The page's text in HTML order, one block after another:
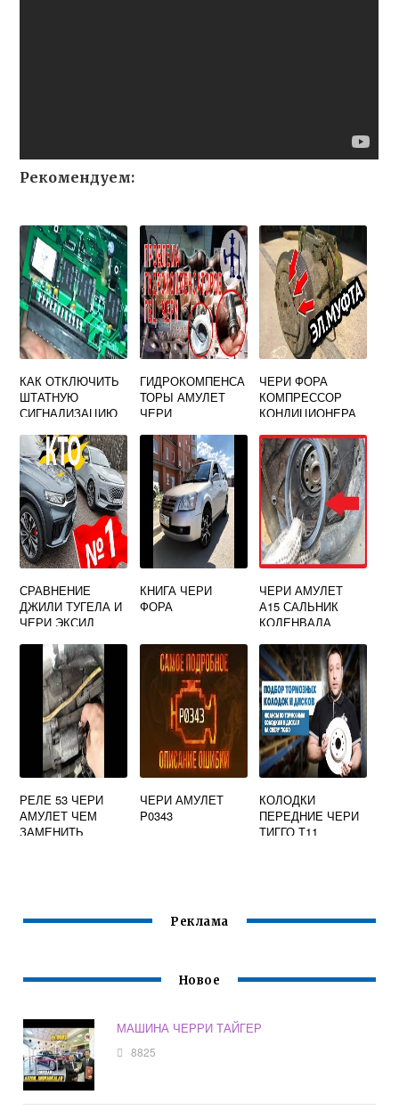
Рекомендуем:
КАК ОТКЛЮЧИТЬ
ШТАТНУЮ
СИГНАЛИЗАЦИЮ
А13
ГИДРОКОМПЕНСА
ТОРЫ АМУЛЕТ
ЧЕРИ
ЧЕРИ ФОРА
КОМПРЕССОР
КОНДИЦИОНЕРА
СРАВНЕНИЕ
ДЖИЛИ ТУГЕЛА И
ЧЕРИ ЭКСИД
КНИГА ЧЕРИ
ФОРА
ЧЕРИ АМУЛЕТ
А15 САЛЬНИК
КОЛЕНВАЛА
РЕЛЕ 53 ЧЕРИ
АМУЛЕТ ЧЕМ
ЗАМЕНИТЬ
ЧЕРИ АМУЛЕТ
P0343
КОЛОДКИ
ПЕРЕДНИЕ ЧЕРИ
ТИГГО Т11
Реклама
Новое
МАШИНА ЧЕРРИ ТАЙГЕР
8825